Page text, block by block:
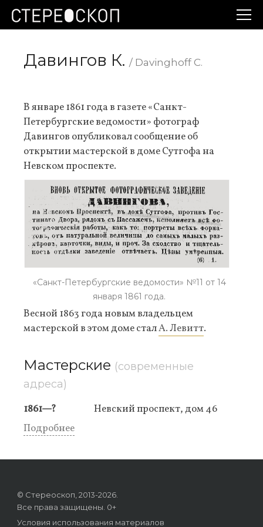
Давингов К./ Davinghoff C.
В январе 1861 года в газете «Санкт-
Петербургские ведомости» фотограф
Давингов опубликовал сообщение об
открытии мастерской в доме Сутгофа на
Невском проспекте.
«Санкт-Петербургские ведомости» №11 от 14
января 1861 года.
Весной 1863 года новым владельцем
мастерской в этом доме сталА. Левитт.
Мастерские (современные
адреса)
1861—?
Невский проспект, дом 46
Подробнее
© Стереоскоп, 2013-2026.
Все права защищены. 0+
Условия использования материалов